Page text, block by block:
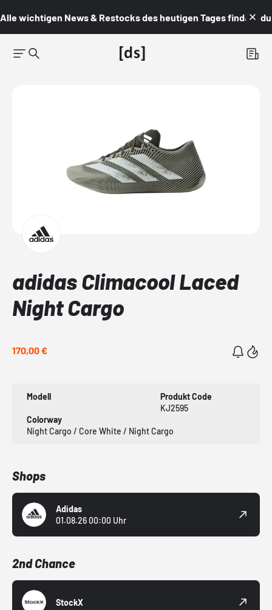
Alle wichtigen News & Restocks des heutigen Tages findest du
adidas Climacool Laced
Night Cargo
170,00 €
Modell
Produkt Code
KJ2595
Colorway
Night Cargo / Core White / Night Cargo
Shops
Adidas
01.08.26 00:00 Uhr
2nd Chance
StockX